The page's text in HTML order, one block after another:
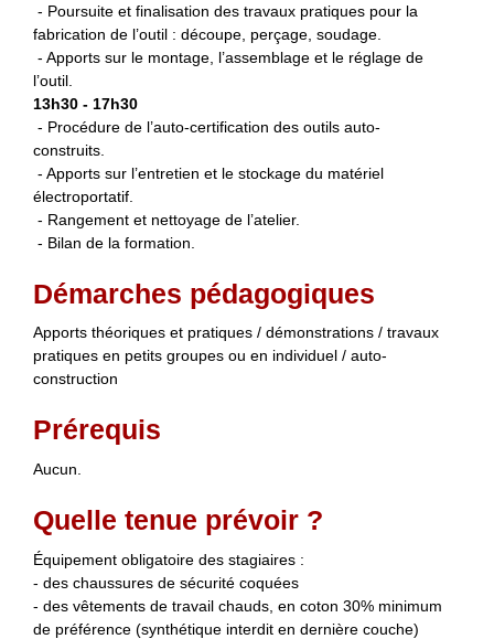
- Poursuite et finalisation des travaux pratiques pour la
fabrication de l’outil : découpe, perçage, soudage.
- Apports sur le montage, l’assemblage et le réglage de
l’outil.
13h30 - 17h30
- Procédure de l’auto-certification des outils auto-
construits.
- Apports sur l’entretien et le stockage du matériel
électroportatif.
- Rangement et nettoyage de l’atelier.
- Bilan de la formation.
Démarches pédagogiques
Apports théoriques et pratiques / démonstrations / travaux
pratiques en petits groupes ou en individuel / auto-
construction
Prérequis
Aucun.
Quelle tenue prévoir ?
Équipement obligatoire des stagiaires :
- des chaussures de sécurité coquées
- des vêtements de travail chauds, en coton 30% minimum
de préférence (synthétique interdit en dernière couche)